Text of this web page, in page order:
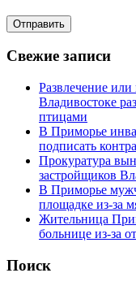
Свежие записи
Развлечение
Владивостоке
птицами
В Приморье
подписать
Прокуратура
застройщиков
В Приморье
площадке из-за
Жительница
больнице из-за
Поиск